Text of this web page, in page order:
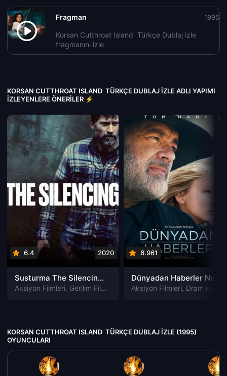
Fragman
Korsan Cutthroat Island Türkçe Dublaj izle
fragmanını izle
1995
KORSAN CUTTHROAT ISLAND TÜRKÇE DUBLAJ IZLE ADLI YAPIMI
İZLEYENLERE ÖNERILER ⚡
6.4 2020
Susturma The Silencing izle
Aksiyon Filmleri, Gerilim Filmleri Gizem Filmleri,Suç Filmleri
6.961
Aksiyon Filmleri, Dram Filmleri
KORSAN CUTTHROAT ISLAND TÜRKÇE DUBLAJ IZLE (1995)
OYUNCULARI